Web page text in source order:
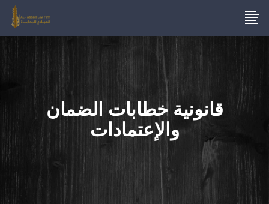
قانونية خطابات الضمان
والإعتمادات